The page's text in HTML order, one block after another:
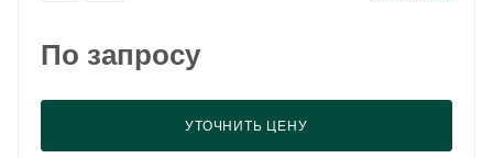
По запросу
УТОЧНИТЬ ЦЕНУ